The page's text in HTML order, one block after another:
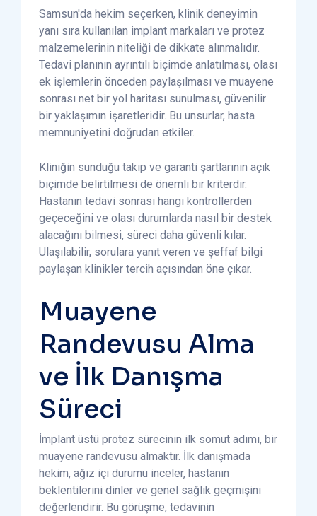
Samsun'da hekim seçerken, klinik deneyimin
yanı sıra kullanılan implant markaları ve protez
malzemelerinin niteliği de dikkate alınmalıdır.
Tedavi planının ayrıntılı biçimde anlatılması, olası
ek işlemlerin önceden paylaşılması ve muayene
sonrası net bir yol haritası sunulması, güvenilir
bir yaklaşımın işaretleridir. Bu unsurlar, hasta
memnuniyetini doğrudan etkiler.
Kliniğin sunduğu takip ve garanti şartlarının açık
biçimde belirtilmesi de önemli bir kriterdir.
Hastanın tedavi sonrası hangi kontrollerden
geçeceğini ve olası durumlarda nasıl bir destek
alacağını bilmesi, süreci daha güvenli kılar.
Ulaşılabilir, sorulara yanıt veren ve şeffaf bilgi
paylaşan klinikler tercih açısından öne çıkar.
Muayene
Randevusu Alma
ve İlk Danışma
Süreci
İmplant üstü protez sürecinin ilk somut adımı, bir
muayene randevusu almaktır. İlk danışmada
hekim, ağız içi durumu inceler, hastanın
beklentilerini dinler ve genel sağlık geçmişini
değerlendirir. Bu görüşme, tedavinin